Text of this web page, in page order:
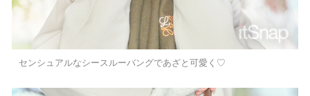
センシュアルなシースルーバングであざと可愛く♡